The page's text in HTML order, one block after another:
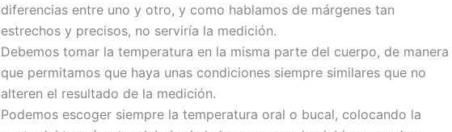
diferencias entre uno y otro, y como hablamos de márgenes tan
estrechos y precisos, no serviría la medición.
Debemos tomar la temperatura en la misma parte del cuerpo, de manera
que permitamos que haya unas condiciones siempre similares que no
alteren el resultado de la medición.
Podemos escoger siempre la temperatura oral o bucal, colocando la